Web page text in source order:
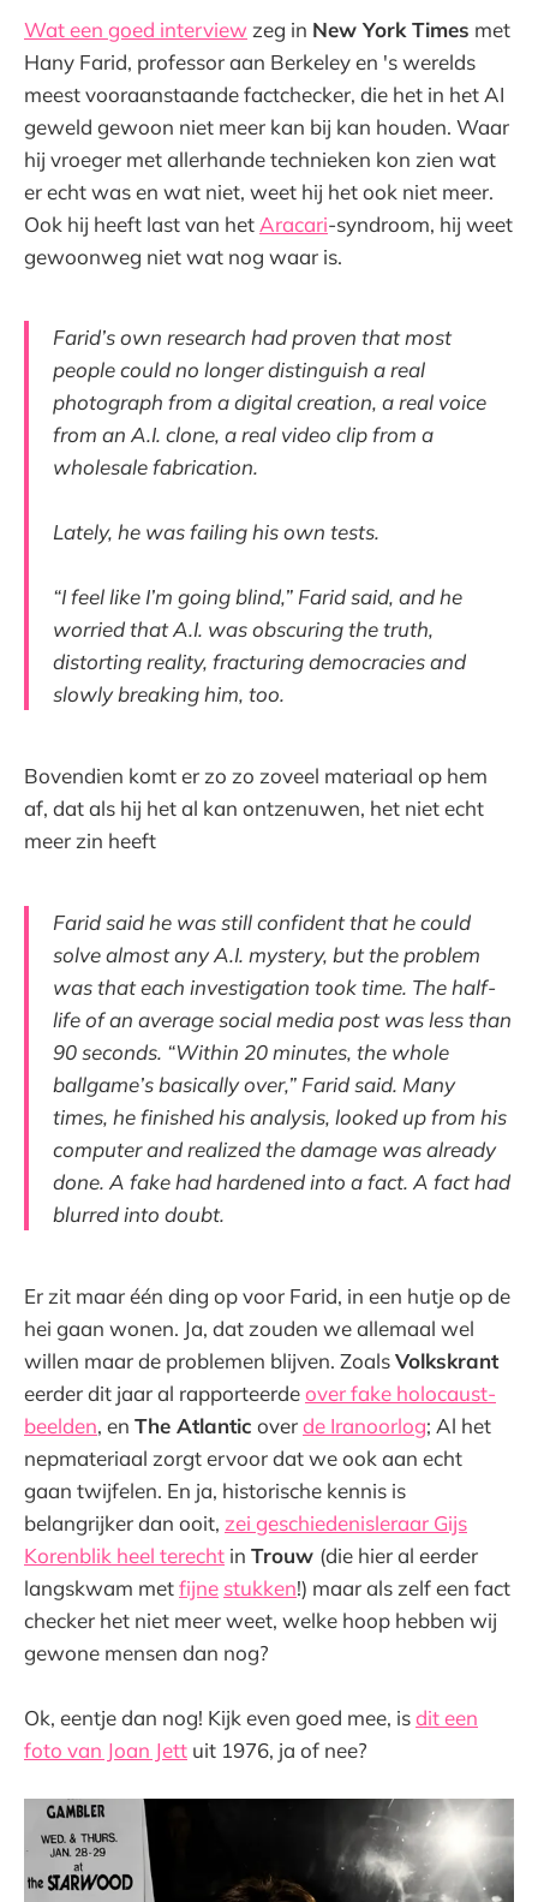
Wat een goed interview zeg in New York Times met
Hany Farid, professor aan Berkeley en 's werelds
meest vooraanstaande factchecker, die het in het AI
geweld gewoon niet meer kan bij kan houden. Waar
hij vroeger met allerhande technieken kon zien wat
er echt was en wat niet, weet hij het ook niet meer.
Ook hij heeft last van het Aracari-syndroom, hij weet
gewoonweg niet wat nog waar is.
Farid’s own research had proven that most
people could no longer distinguish a real
photograph from a digital creation, a real voice
from an A.I. clone, a real video clip from a
wholesale fabrication.
Lately, he was failing his own tests.
“I feel like I’m going blind,” Farid said, and he
worried that A.I. was obscuring the truth,
distorting reality, fracturing democracies and
slowly breaking him, too.
Bovendien komt er zo zo zoveel materiaal op hem
af, dat als hij het al kan ontzenuwen, het niet echt
meer zin heeft
Farid said he was still confident that he could
solve almost any A.I. mystery, but the problem
was that each investigation took time. The half-
life of an average social media post was less than
90 seconds. “Within 20 minutes, the whole
ballgame’s basically over,” Farid said. Many
times, he finished his analysis, looked up from his
computer and realized the damage was already
done. A fake had hardened into a fact. A fact had
blurred into doubt.
Er zit maar één ding op voor Farid, in een hutje op de
hei gaan wonen. Ja, dat zouden we allemaal wel
willen maar de problemen blijven. ZoalsVolkskrant
eerder dit jaar al rapporteerdeover fake holocaust-
beelden, en The Atlantic overde Iranoorlog; Al het
nepmateriaal zorgt ervoor dat we ook aan echt
gaan twijfelen. En ja, historische kennis is
belangrijker dan ooit, zei geschiedenisleraar Gijs
Korenblik heel terecht in Trouw (die hier al eerder
langskwam metfijne stukken!) maar als zelf een fact
checker het niet meer weet, welke hoop hebben wij
gewone mensen dan nog?
Ok, eentje dan nog! Kijk even goed mee, isdit een
foto van Joan Jett uit 1976, ja of nee?